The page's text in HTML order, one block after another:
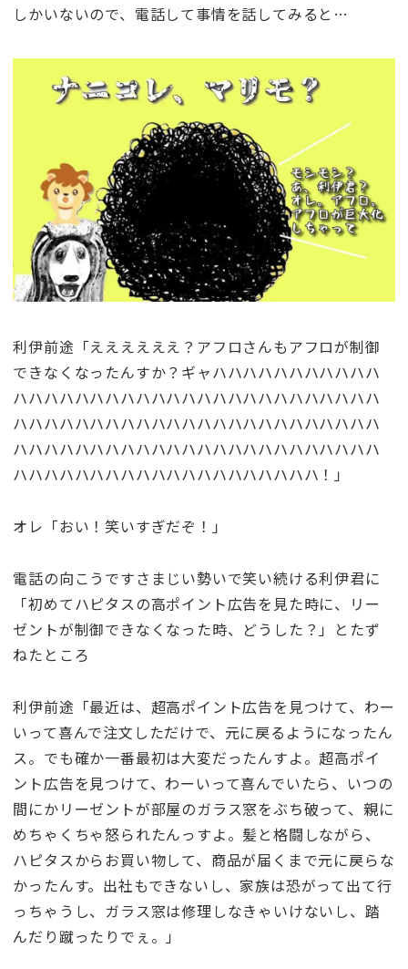
しかいないので、電話して事情を話してみると…
利伊前途「ええええええ？アフロさんもアフロが制御
できなくなったんすか？ギャハハハハハハハハハハハ
ハハハハハハハハハハハハハハハハハハハハハハハハ
ハハハハハハハハハハハハハハハハハハハハハハハハ
ハハハハハハハハハハハハハハハハハハハハハハハハ
ハハハハハハハハハハハハハハハハハハハハ！」
オレ「おい！笑いすぎだぞ！」
電話の向こうですさまじい勢いで笑い続ける利伊君に
「初めてハピタスの高ポイント広告を見た時に、リー
ゼントが制御できなくなった時、どうした？」とたず
ねたところ
利伊前途「最近は、超高ポイント広告を見つけて、わー
いって喜んで注文しただけで、元に戻るようになったん
ス。でも確か一番最初は大変だったんすよ。超高ポイ
ント広告を見つけて、わーいって喜んでいたら、いつの
間にかリーゼントが部屋のガラス窓をぶち破って、親に
めちゃくちゃ怒られたんっすよ。髪と格闘しながら、
ハピタスからお買い物して、商品が届くまで元に戻らな
かったんす。出社もできないし、家族は恐がって出て行
っちゃうし、ガラス窓は修理しなきゃいけないし、踏
んだり蹴ったりでぇ。」